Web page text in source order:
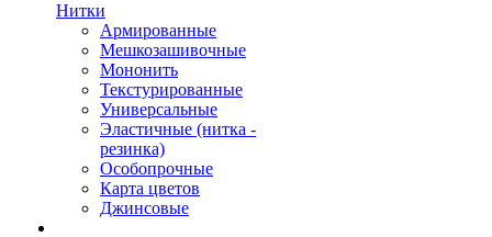
Нитки
Армированные
Мешкозашивочные
Мононить
Текстурированные
Универсальные
Эластичные (нитка -
резинка)
Особопрочные
Карта цветов
Джинсовые